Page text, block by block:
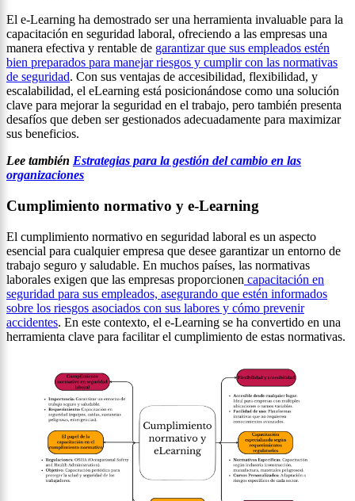
El e-Learning ha demostrado ser una herramienta invaluable para la
capacitación en seguridad laboral, ofreciendo a las empresas una
manera efectiva y rentable de garantizar que sus empleados estén
bien preparados para manejar riesgos y cumplir con las normativas
de seguridad. Con sus ventajas de accesibilidad, flexibilidad, y
escalabilidad, el eLearning está posicionándose como una solución
clave para mejorar la seguridad en el trabajo, pero también presenta
desafíos que deben ser gestionados adecuadamente para maximizar
sus beneficios.
Lee también Estrategias para la gestión del cambio en las
organizaciones
Cumplimiento normativo y e-Learning
El cumplimiento normativo en seguridad laboral es un aspecto
esencial para cualquier empresa que desee garantizar un entorno de
trabajo seguro y saludable. En muchos países, las normativas
laborales exigen que las empresas proporcionen capacitación en
seguridad para sus empleados, asegurando que estén informados
sobre los riesgos asociados con sus labores y cómo prevenir
accidentes. En este contexto, el e-Learning se ha convertido en una
herramienta clave para facilitar el cumplimiento de estas normativas.